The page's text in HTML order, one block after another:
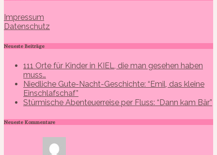
Impressum
Datenschutz
Neueste Beiträge
111 Orte für Kinder in KIEL, die man gesehen haben
muss…
Niedliche Gute-Nacht-Geschichte: “Emil, das kleine
Einschlafschaf”
Stürmische Abenteuerreise per Fluss: “Dann kam Bär”
Neueste Kommentare